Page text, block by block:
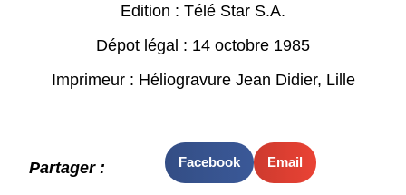
Edition : Télé Star S.A.
Dépot légal : 14 octobre 1985
Imprimeur : Héliogravure Jean Didier, Lille
Partager : Facebook Email